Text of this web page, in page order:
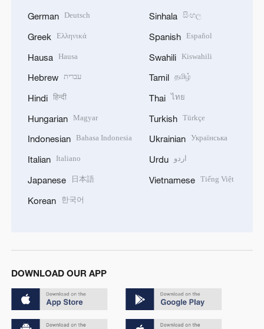
German Deutsch
Greek Ελληνικά
Hausa Hausa
Hebrew עברית
Hindi हिन्दी
Hungarian Magyar
Indonesian Bahasa Indonesia
Italian Italiano
Japanese 日本語
Korean 한국어
Sinhala සිංහල
Spanish Español
Swahili Kiswahili
Tamil தமிழ்
Thai ไทย
Turkish Türkçe
Ukrainian Українська
Urdu اردو
Vietnamese Tiếng Việt
DOWNLOAD OUR APP